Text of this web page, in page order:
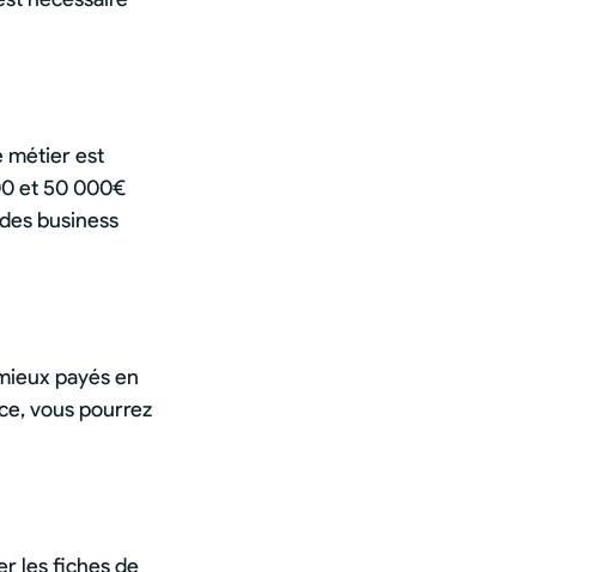
métier est
et 50 000€
business
payés en
vous pourrez
les fiches de